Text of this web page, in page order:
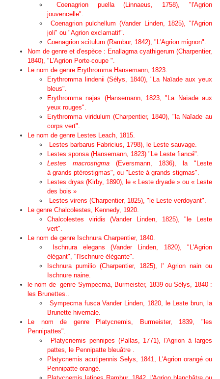
Coenagrion puella(Linnaeus, 1758), "l'Agrion
jouvencelle".
Coenagrion pulchellum(Vander Linden, 1825), "l'Agrion
joli" ou "Agrion exclamatif".
Coenagrion scitulum (Rambur, 1842), "L'Agrion mignon".
Nom de genre et d'espèce : Enallagma cyathigerum (Charpentier,
1840), "L'Agrion Porte-coupe ".
Le nom de genre ErythrommaHansemann, 1823.
Erythromma lindenii (Sélys, 1840), "La Naïade aux yeux
bleus".
Erythromma najas (Hansemann, 1823, "La Naïade aux
yeux rouges".
Erythromma viridulum (Charpentier, 1840), "la Naïade au
corps vert".
Le nom de genre Lestes Leach, 1815.
Lestes barbarus Fabricius, 1798), le Leste sauvage.
Lestes sponsa(Hansemann, 1823) "Le Leste fiancé".
Lestes macrostigma (Eversmann, 1836), la "Leste
à grands ptérostigmas", ou "Leste à grands stigmas".
Lestes dryas (Kirby, 1890), le « Leste dryade » ou « Leste
des bois »
Lestes virens (Charpentier, 1825), "le Leste verdoyant".
Le genre Chalcolestes, Kennedy, 1920.
Chalcolestes viridis (Vander Linden, 1825), "le Leste
vert".
Le nom de genre IschnuraCharpentier, 1840.
Ischnura elegans (Vander Linden, 1820), "L'Agrion
élégant", "l'Ischnure élégante".
Ischnura pumilio (Charpentier, 1825), l' Agrion nain ou
Ischnure naine.
le nom de genre Sympecma, Burmeister, 1839 ou Sélys, 1840 :
les Brunettes..
Sympecmafusca Vander Linden, 1820, le Leste brun, la
Brunette hivernale.
Le nom de genre
Platycnemis, Burmeister, 1839, "les
Pennipattes".
Platycnemis pennipes (Pallas, 1771), l'Agrion à larges
pattes, le Pennipatte bleuâtre .
Platycnemis acutipennis Selys, 1841, L'Agrion orangé ou
Pennipatte orangé.